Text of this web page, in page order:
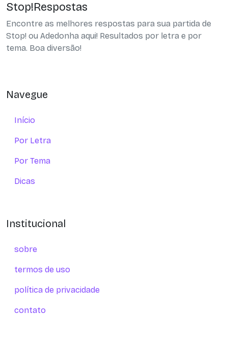
Stop!Respostas
Encontre as melhores respostas para sua partida de
Stop! ou Adedonha aqui! Resultados por letra e por
tema. Boa diversão!
Navegue
Início
Por Letra
Por Tema
Dicas
Institucional
sobre
termos de uso
política de privacidade
contato